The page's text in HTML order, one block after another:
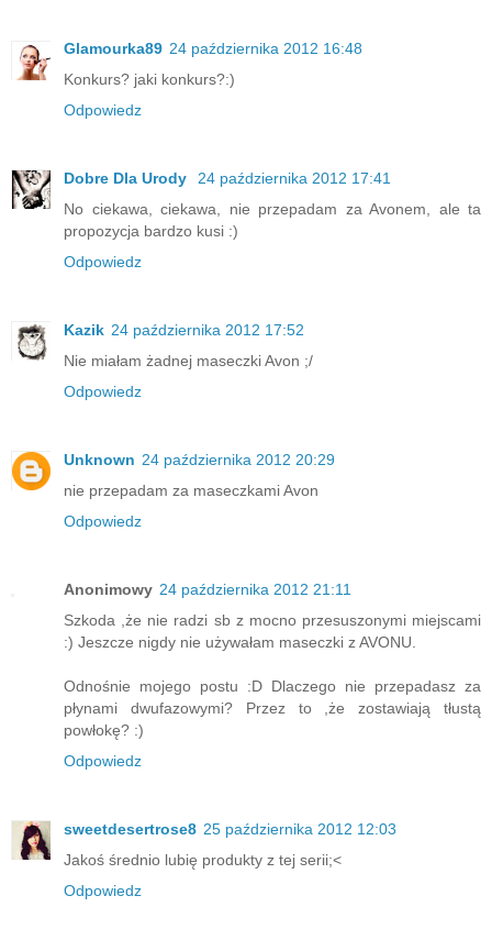
Glamourka89 24 października 2012 16:48
Konkurs? jaki konkurs?:)
Odpowiedz
Dobre Dla Urody
24 października 2012 17:41
No ciekawa, ciekawa, nie przepadam za Avonem, ale ta
propozycja bardzo kusi :)
Odpowiedz
Kazik 24 października 2012 17:52
Nie miałam żadnej maseczki Avon ;/
Odpowiedz
Unknown 24 października 2012 20:29
nie przepadam za maseczkami Avon
Odpowiedz
Anonimowy 24 października 2012 21:11
Szkoda ,że nie radzi sb z mocno przesuszonymi miejscami
:) Jeszcze nigdy nie używałam maseczki z AVONU.
Odnośnie mojego postu :D Dlaczego nie przepadasz za
płynami dwufazowymi? Przez to ,że zostawiają tłustą
powłokę? :)
Odpowiedz
sweetdesertrose8 25 października 2012 12:03
Jakoś średnio lubię produkty z tej serii;<
Odpowiedz